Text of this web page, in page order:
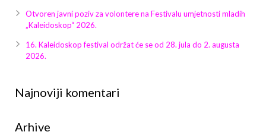
Galerija 2019
Galerija 2022
Galerija 2024
Galerija 2025
Otvoren javni poziv za volontere na Festivalu umjetnosti mladih
„Kaleidoskop“ 2026.
16. Kaleidoskop festival održat će se od 28. jula do 2. augusta
2026.
Najnoviji komentari
Arhive